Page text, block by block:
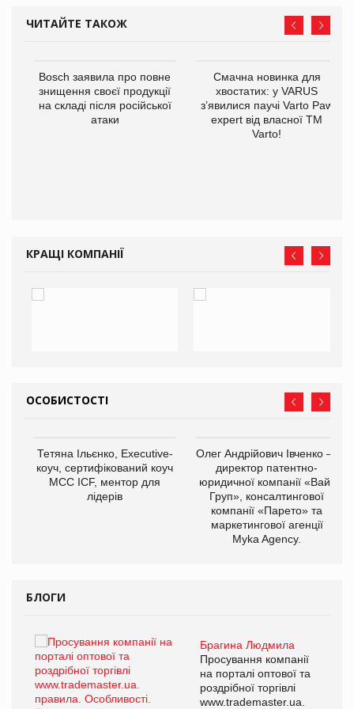
ЧИТАЙТЕ ТАКОЖ
Bosch заявила про повне
знищення своєї продукції
на складі після російської
атаки
Смачна новинка для
хвостатих: у VARUS
з’явилися паучі Varto Paw
expert від власної ТМ
Varto!
КРАЩІ КОМПАНІЇ
ОСОБИСТОСТІ
Тетяна Ільєнко, Executive-
коуч, сертифікований коуч
МСС ICF, ментор для
лідерів
Олег Андрійович Івченко —
директор патентно-
юридичної компанії «Вайз
Груп», консалтингової
компанії «Парето» та
маркетингової агенції
Myka Agency.
БЛОГИ
Брагина Людмила
Просування компанії
на порталі оптової та
роздрібної торгівлі
www.trademaster.ua.